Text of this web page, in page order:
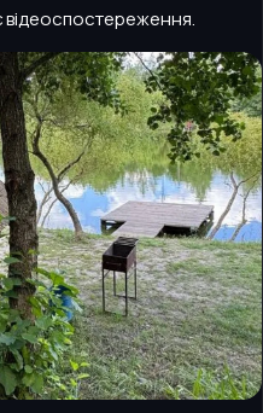
відеоспостереження.